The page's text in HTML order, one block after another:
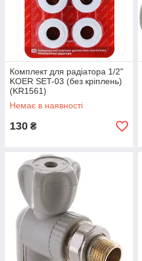
Комплект для радіатора 1/2"
KOER SET-03 (без кріплень)
(KR1561)
Немає в наявності
130 ₴